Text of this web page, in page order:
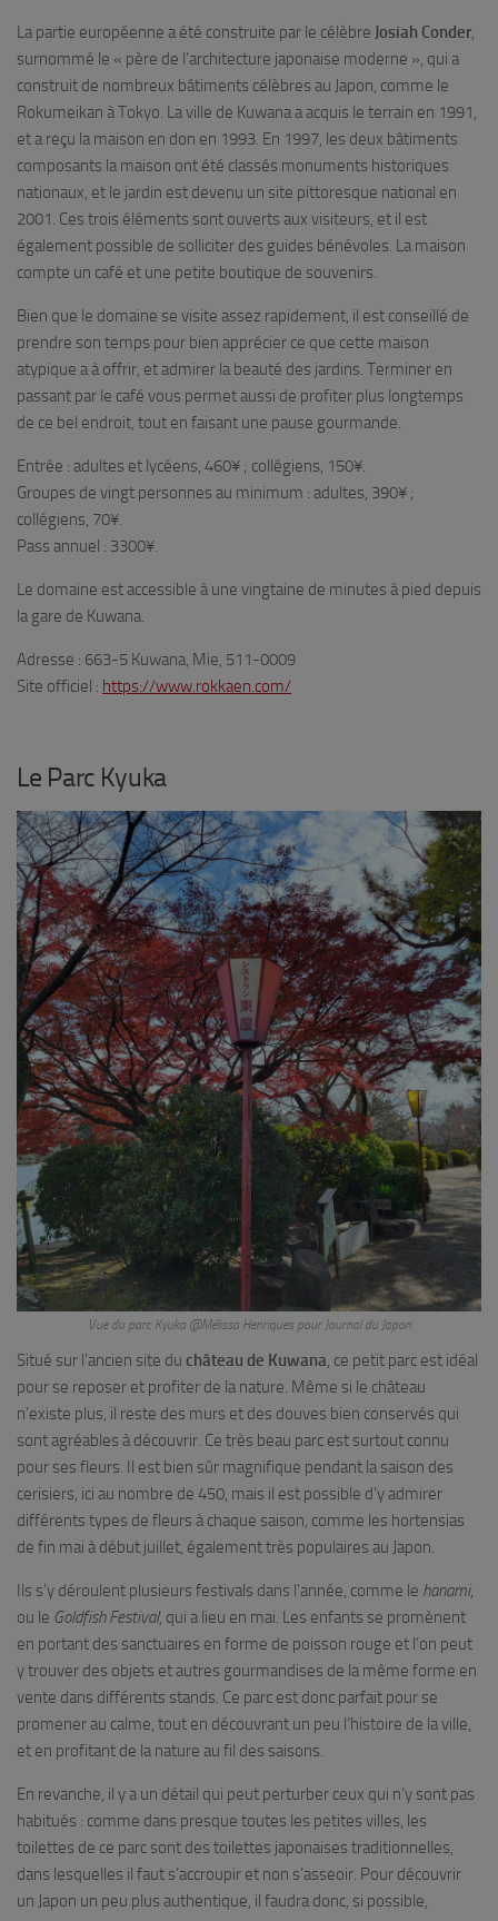
La partie européenne a été construite par le célèbre Josiah Conder,
surnommé le « père de l’architecture japonaise moderne », qui a
construit de nombreux bâtiments célèbres au Japon, comme le
Rokumeikan à Tokyo. La ville de Kuwana a acquis le terrain en 1991,
et a reçu la maison en don en 1993. En 1997, les deux bâtiments
composants la maison ont été classés monuments historiques
nationaux, et le jardin est devenu un site pittoresque national en
2001. Ces trois éléments sont ouverts aux visiteurs, et il est
également possible de solliciter des guides bénévoles. La maison
compte un café et une petite boutique de souvenirs.
Bien que le domaine se visite assez rapidement, il est conseillé de
prendre son temps pour bien apprécier ce que cette maison
atypique a à offrir, et admirer la beauté des jardins. Terminer en
passant par le café vous permet aussi de profiter plus longtemps
de ce bel endroit, tout en faisant une pause gourmande.
Entrée : adultes et lycéens, 460¥ ; collégiens, 150¥.
Groupes de vingt personnes au minimum : adultes, 390¥ ;
collégiens, 70¥.
Pass annuel : 3300¥.
Le domaine est accessible à une vingtaine de minutes à pied depuis
la gare de Kuwana.
Adresse : 663-5 Kuwana, Mie, 511-0009
Site officiel : https://www.rokkaen.com/
Le Parc Kyuka
Vue du parc Kyuka @Mélissa Henriques pour Journal du Japon
Situé sur l’ancien site du château de Kuwana, ce petit parc est idéal
pour se reposer et profiter de la nature. Même si le château
n’existe plus, il reste des murs et des douves bien conservés qui
sont agréables à découvrir. Ce très beau parc est surtout connu
pour ses fleurs. Il est bien sûr magnifique pendant la saison des
cerisiers, ici au nombre de 450, mais il est possible d’y admirer
différents types de fleurs à chaque saison, comme les hortensias
de fin mai à début juillet, également très populaires au Japon.
Ils s’y déroulent plusieurs festivals dans l’année, comme le hanami,
ou le Goldfish Festival, qui a lieu en mai. Les enfants se promènent
en portant des sanctuaires en forme de poisson rouge et l’on peut
y trouver des objets et autres gourmandises de la même forme en
vente dans différents stands. Ce parc est donc parfait pour se
promener au calme, tout en découvrant un peu l’histoire de la ville,
et en profitant de la nature au fil des saisons.
En revanche, il y a un détail qui peut perturber ceux qui n’y sont pas
habitués : comme dans presque toutes les petites villes, les
toilettes de ce parc sont des toilettes japonaises traditionnelles,
dans lesquelles il faut s’accroupir et non s’asseoir. Pour découvrir
un Japon un peu plus authentique, il faudra donc, si possible,